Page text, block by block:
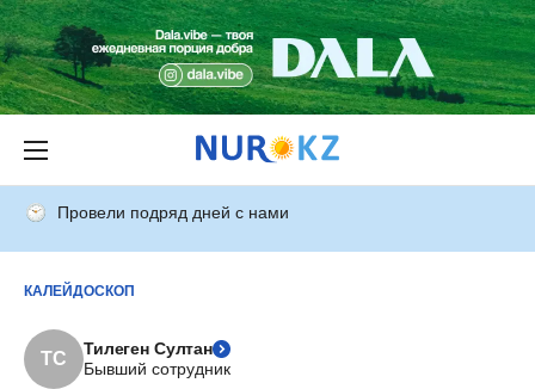
Провели подряд дней с нами
КАЛЕЙДОСКОП
ТС
Тилеген Султан
Бывший сотрудник